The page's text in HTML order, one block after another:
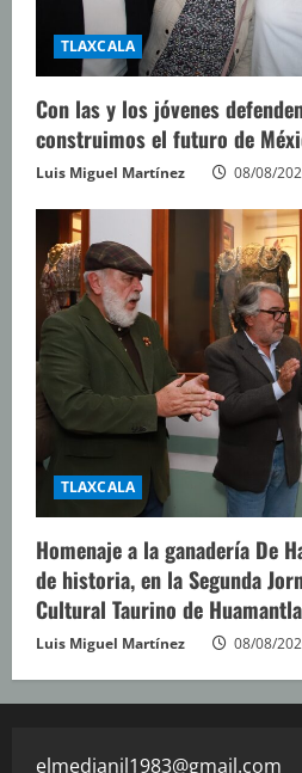
TLAXCALA
Con las y los jóvenes
construimos el futuro de
Luis Miguel Martínez 08/08/
TLAXCALA
Homenaje a la ganadería De
de historia, en la Segunda
Cultural Taurino de Huamantla
Luis Miguel Martínez 08/08/
elmedianil1983@gmail.com